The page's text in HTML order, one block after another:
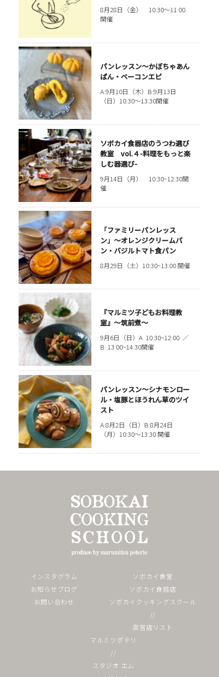
8月28日（金） 10:30〜11:00
開催
パンレッスン〜かぼちゃあん
ぱん・ベーコンエピ
A:9月10日（木）B:9月13日
（日）10:30～13:30開催
ソボカイ食器店のうつわ選び
教室 vol.４-料理をもっと楽
しむ器選び-
9月14日（月） 10:30~12:30開
催
「ファミリーパンレッス
ン」〜オレンジクリームパ
ン・バジルトマト食パン
8月29日（土）10:30~13:00 開催
『マルミツ子どもお料理教
室』～筑前煮～
9月6日（日）A 10:30~12:00 ／
B 13:00~14:30開催
パンレッスン〜シナモンロー
ル・塩豚とほうれん草のツイ
スト
A:8月2日（日）B:8月24日
（月）10:30～13:30 開催
インスタグラム
お知らせブログ
お問い合わせ
ソボカイ食堂
ソボカイ食器店
ソボカイクッキングスクール
//
直営店リスト
マルミツポテリ
//
スタジオ エム